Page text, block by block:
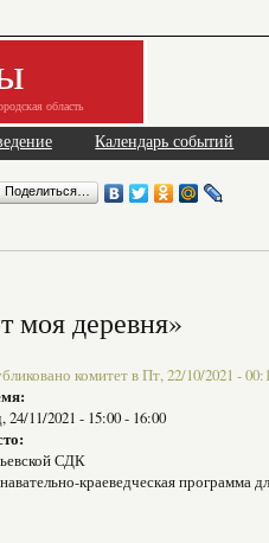
область
Календарь событий
Поделиться…
моя деревня»
комитет в Пт, 22/10/2021 -
24/11/2021 - 15:00- 16:00
СДК
краеведческая программа